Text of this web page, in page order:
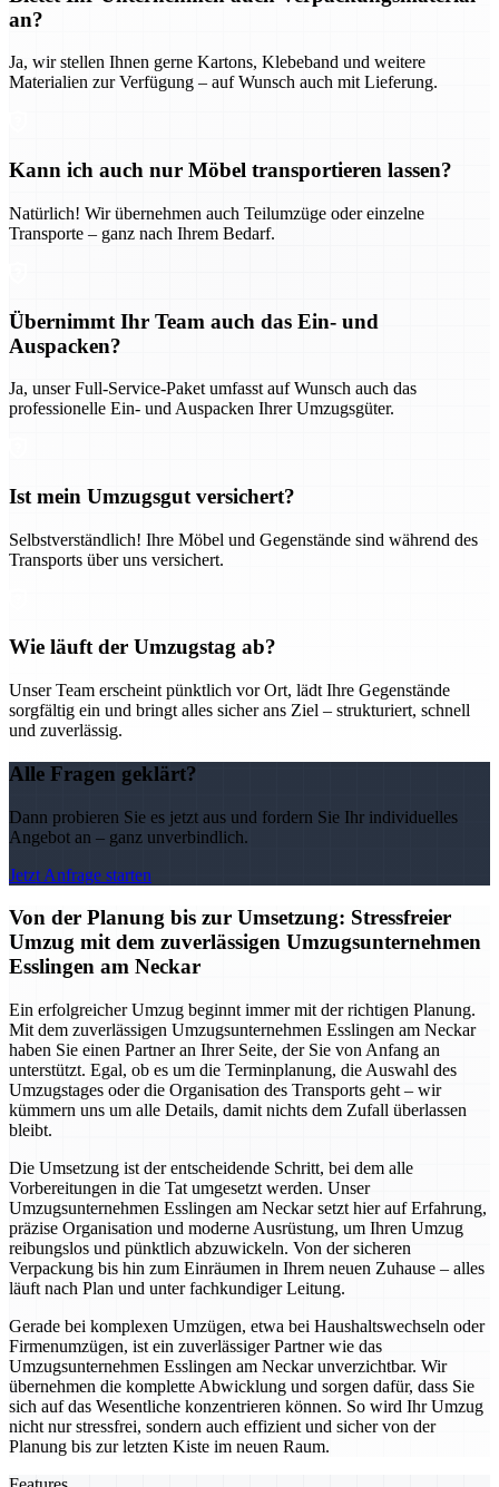
an?
Ja, wir stellen Ihnen gerne Kartons, Klebeband und weitere
Materialien zur Verfügung – auf Wunsch auch mit Lieferung.
Kann ich auch nur Möbel transportieren lassen?
Natürlich! Wir übernehmen auch Teilumzüge oder einzelne
Transporte – ganz nach Ihrem Bedarf.
Übernimmt Ihr Team auch das Ein- und
Auspacken?
Ja, unser Full-Service-Paket umfasst auf Wunsch auch das
professionelle Ein- und Auspacken Ihrer Umzugsgüter.
Ist mein Umzugsgut versichert?
Selbstverständlich! Ihre Möbel und Gegenstände sind während des
Transports über uns versichert.
Wie läuft der Umzugstag ab?
Unser Team erscheint pünktlich vor Ort, lädt Ihre Gegenstände
sorgfältig ein und bringt alles sicher ans Ziel – strukturiert, schnell
und zuverlässig.
Alle Fragen geklärt?
Dann probieren Sie es jetzt aus und fordern Sie Ihr individuelles
Angebot an – ganz unverbindlich.
Jetzt Anfrage starten
Von der Planung bis zur Umsetzung: Stressfreier
Umzug mit dem zuverlässigen Umzugsunternehmen
Esslingen am Neckar
Ein erfolgreicher Umzug beginnt immer mit der richtigen Planung.
Mit dem zuverlässigen Umzugsunternehmen Esslingen am Neckar
haben Sie einen Partner an Ihrer Seite, der Sie von Anfang an
unterstützt. Egal, ob es um die Terminplanung, die Auswahl des
Umzugstages oder die Organisation des Transports geht – wir
kümmern uns um alle Details, damit nichts dem Zufall überlassen
bleibt.
Die Umsetzung ist der entscheidende Schritt, bei dem alle
Vorbereitungen in die Tat umgesetzt werden. Unser
Umzugsunternehmen Esslingen am Neckar setzt hier auf Erfahrung,
präzise Organisation und moderne Ausrüstung, um Ihren Umzug
reibungslos und pünktlich abzuwickeln. Von der sicheren
Verpackung bis hin zum Einräumen in Ihrem neuen Zuhause – alles
läuft nach Plan und unter fachkundiger Leitung.
Gerade bei komplexen Umzügen, etwa bei Haushaltswechseln oder
Firmenumzügen, ist ein zuverlässiger Partner wie das
Umzugsunternehmen Esslingen am Neckar unverzichtbar. Wir
übernehmen die komplette Abwicklung und sorgen dafür, dass Sie
sich auf das Wesentliche konzentrieren können. So wird Ihr Umzug
nicht nur stressfrei, sondern auch effizient und sicher von der
Planung bis zur letzten Kiste im neuen Raum.